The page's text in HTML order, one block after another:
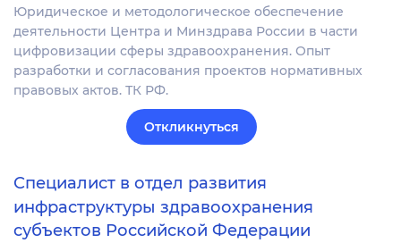
Юридическое и методологическое обеспечение
деятельности Центра и Минздрава России в части
цифровизации сферы здравоохранения. Опыт
разработки и согласования проектов нормативных
правовых актов. ТК РФ.
Откликнуться
Специалист в отдел развития
инфраструктуры здравоохранения
субъектов Российской Федерации